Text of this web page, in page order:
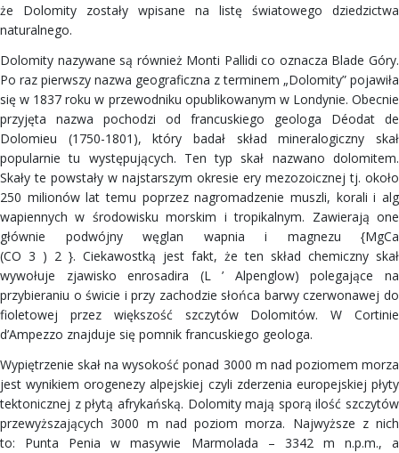
że Dolomity zostały wpisane na listę światowego dziedzictwa
naturalnego.
Dolomity nazywane są również Monti Pallidi co oznacza Blade Góry.
Po raz pierwszy nazwa geograficzna z terminem „Dolomity” pojawiła
się w 1837 roku w przewodniku opublikowanym w Londynie. Obecnie
przyjęta nazwa pochodzi od francuskiego geologa Déodat de
Dolomieu (1750-1801), który badał skład mineralogiczny skał
popularnie tu występujących. Ten typ skał nazwano dolomitem.
Skały te powstały w najstarszym okresie ery mezozoicznej tj. około
250 milionów lat temu poprzez nagromadzenie muszli, korali i alg
wapiennych w środowisku morskim i tropikalnym. Zawierają one
głównie podwójny węglan wapnia i magnezu {MgCa
(CO 3 ) 2 }. Ciekawostką jest fakt, że ten skład chemiczny skał
wywołuje zjawisko enrosadira (L ’ Alpenglow) polegające na
przybieraniu o świcie i przy zachodzie słońca barwy czerwonawej do
fioletowej przez większość szczytów Dolomitów. W Cortinie
d’Ampezzo znajduje się pomnik francuskiego geologa.
Wypiętrzenie skał na wysokość ponad 3000 m nad poziomem morza
jest wynikiem orogenezy alpejskiej czyli zderzenia europejskiej płyty
tektonicznej z płytą afrykańską. Dolomity mają sporą ilość szczytów
przewyższających 3000 m nad poziom morza. Najwyższe z nich
to: Punta Penia w masywie Marmolada – 3342 m n.p.m., a